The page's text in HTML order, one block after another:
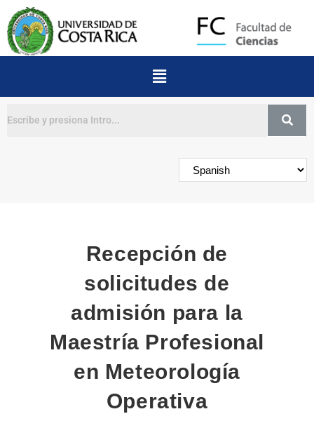
Recepción de
solicitudes de
admisión para la
Maestría Profesional
en Meteorología
Operativa